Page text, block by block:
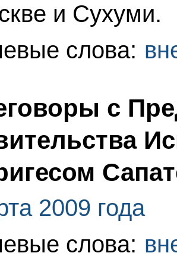
и Сухуми.
слова:
с
2009 года
слова: